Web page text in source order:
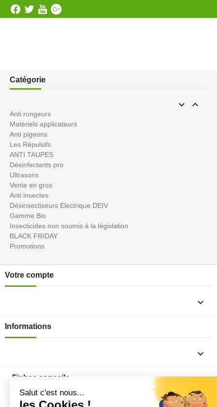
Catégorie
 
Anti rongeurs
Matériels applicateurs
Anti pigeons
Les Répulsifs
ANTI TAUPES
Désinfectants pro
Ultrasons
Vente en gros
Anti insectes
Désinsectiseurs Electrique DEIV
Gamme Bio
Insecticides non soumis à la législation
BLACK FRIDAY
Promotions
Votre compte

Informations

Fiches conseils